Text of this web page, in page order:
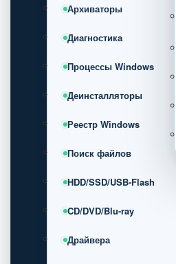
Архиваторы
Диагностика
Процессы Windows
Деинсталляторы
Реестр Windows
Поиск файлов
HDD/SSD/USB-Flash
CD/DVD/Blu-ray
Драйвера